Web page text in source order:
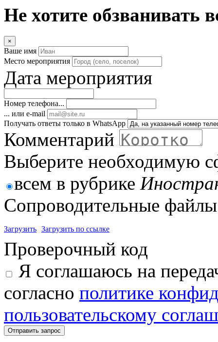
Не хотите обзванивать
×
Ваше имя
Место мероприятия
Дата мероприятия
Номер телефона...
... или e-mail
Получать ответы только в WhatsApp
Комментарий
Выберите необходимую
всем в рубрике
Сопроводительные
Загрузить Загрузить по ссылке
Проверочный код
Я соглашаюсь на
согласно политике
пользовательскому
Отправить запрос